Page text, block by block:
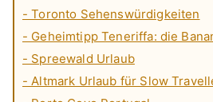
- Toronto Sehenswürdigkeiten
- Geheimtipp Teneriffa: die
- Spreewald Urlaub
- Altmark Urlaub für Slow